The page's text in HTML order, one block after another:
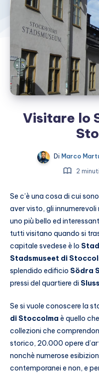
Visitare lo
Di Marco
2
Se c’è una cosa di cui
aver visto, gli
uno più bello ed
tutti visitano quando si
capitale svedese è lo
Stadsmuseet di
splendido edificio Södra
pressi del quartiere di
Se si vuole conoscere la
di Stoccolma è quello
collezioni che
storico, 20.000 opere
nonchè numerose
contemporanei e non, e